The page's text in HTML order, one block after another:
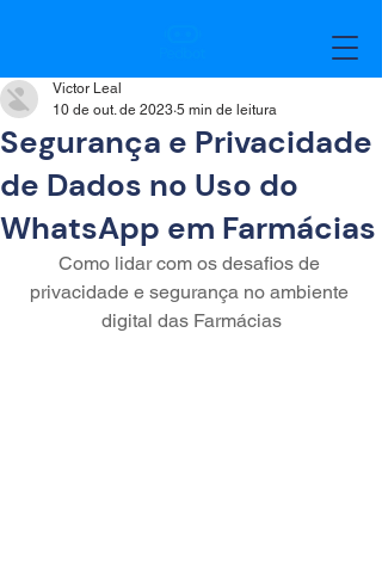
Segurança e Privacidade
de Dados no Uso do
WhatsApp em Farmácias
Victor Leal
10 de out. de 2023 5 min de leitura
Como lidar com os desafios de
privacidade e segurança no ambiente
digital das Farmácias